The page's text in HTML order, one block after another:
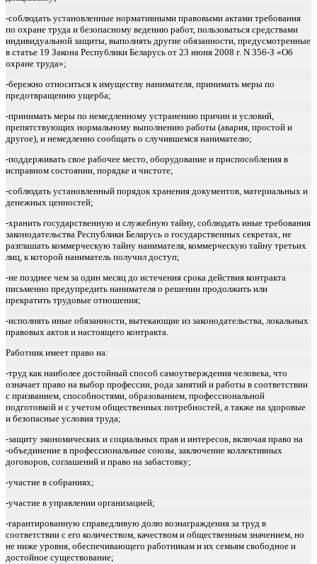
-соблюдать установленные нормативными правовыми актами требования
по охране труда и безопасному ведению работ, пользоваться средствами
индивидуальной защиты, выполнять другие обязанности, предусмотренные
в статье 19 Закона Республики Беларусь от 23 июня 2008 г. N 356-З «Об
охране труда»;
-бережно относиться к имуществу нанимателя, принимать меры по
предотвращению ущерба;
-принимать меры по немедленному устранению причин и условий,
препятствующих нормальному выполнению работы (авария, простой и
другое), и немедленно сообщать о случившемся нанимателю;
-поддерживать свое рабочее место, оборудование и приспособления в
исправном состоянии, порядке и чистоте;
-соблюдать установленный порядок хранения документов, материальных и
денежных ценностей;
-хранить государственную и служебную тайну, соблюдать иные требования
законодательства Республики Беларусь о государственных секретах, не
разглашать коммерческую тайну нанимателя, коммерческую тайну третьих
лиц, к которой наниматель получил доступ;
-не позднее чем за один месяц до истечения срока действия контракта
письменно предупредить нанимателя о решении продолжить или
прекратить трудовые отношения;
-исполнять иные обязанности, вытекающие из законодательства, локальных
правовых актов и настоящего контракта.
Работник имеет право на:
-труд как наиболее достойный способ самоутверждения человека, что
означает право на выбор профессии, рода занятий и работы в соответствии
с призванием, способностями, образованием, профессиональной
подготовкой и с учетом общественных потребностей, а также на здоровые
и безопасные условия труда;
-защиту экономических и социальных прав и интересов, включая право на
-объединение в профессиональные союзы, заключение коллективных
договоров, соглашений и право на забастовку;
-участие в собраниях;
-участие в управлении организацией;
-гарантированную справедливую долю вознаграждения за труд в
соответствии с его количеством, качеством и общественным значением, но
не ниже уровня, обеспечивающего работникам и их семьям свободное и
достойное существование;